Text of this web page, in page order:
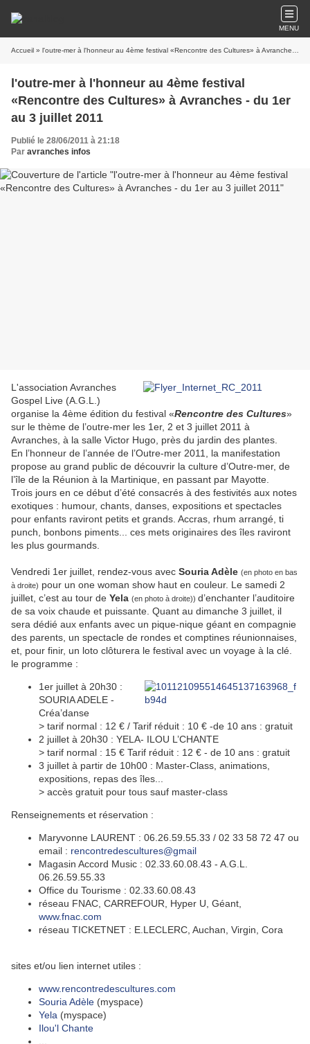
MENU
Accueil » l'outre-mer à l'honneur au 4ème festival «Rencontre des Cultures» à Avranches - du 1er au 3 juillet 2011
l'outre-mer à l'honneur au 4ème festival
«Rencontre des Cultures» à Avranches - du 1er
au 3 juillet 2011
Publié le 28/06/2011 à 21:18
Par avranches infos
L'association Avranches
Gospel Live (A.G.L.)
organise la 4ème édition du festival «Rencontre des Cultures»
sur le thème de l’outre-mer les 1er, 2 et 3 juillet 2011 à
Avranches, à la salle Victor Hugo, près du jardin des plantes.
En l’honneur de l’année de l’Outre-mer 2011, la manifestation
propose au grand public de découvrir la culture d’Outre-mer, de
l’île de la Réunion à la Martinique, en passant par Mayotte.
Trois jours en ce début d’été consacrés à des festivités aux notes
exotiques : humour, chants, danses, expositions et spectacles
pour enfants raviront petits et grands. Accras, rhum arrangé, ti
punch, bonbons piments... ces mets originaires des îles raviront
les plus gourmands.
Vendredi 1er juillet, rendez-vous avec Souria Adèle (en photo en bas
à droite) pour un one woman show haut en couleur. Le samedi 2
juillet, c’est au tour de Yela (en photo à droite)) d’enchanter l’auditoire
de sa voix chaude et puissante. Quant au dimanche 3 juillet, il
sera dédié aux enfants avec un pique-nique géant en compagnie
des parents, un spectacle de rondes et comptines réunionnaises,
et, pour finir, un loto clôturera le festival avec un voyage à la clé.
le programme :
1er juillet à 20h30 :
SOURIA ADELE -
Créa’danse
> tarif normal : 12 € / Tarif réduit : 10 € -de 10 ans : gratuit
2 juillet à 20h30 : YELA- ILOU L’CHANTE
> tarif normal : 15 € Tarif réduit : 12 € - de 10 ans : gratuit
3 juillet à partir de 10h00 : Master-Class, animations,
expositions, repas des îles...
> accès gratuit pour tous sauf master-class
Renseignements et réservation :
Maryvonne LAURENT : 06.26.59.55.33 / 02 33 58 72 47 ou
email : rencontredescultures@gmail
Magasin Accord Music : 02.33.60.08.43 - A.G.L.
06.26.59.55.33
Office du Tourisme : 02.33.60.08.43
réseau FNAC, CARREFOUR, Hyper U, Géant,
www.fnac.com
réseau TICKETNET : E.LECLERC, Auchan, Virgin, Cora
sites et/ou lien internet utiles :
www.rencontredescultures.com
Souria Adèle (myspace)
Yela (myspace)
Ilou'l Chante